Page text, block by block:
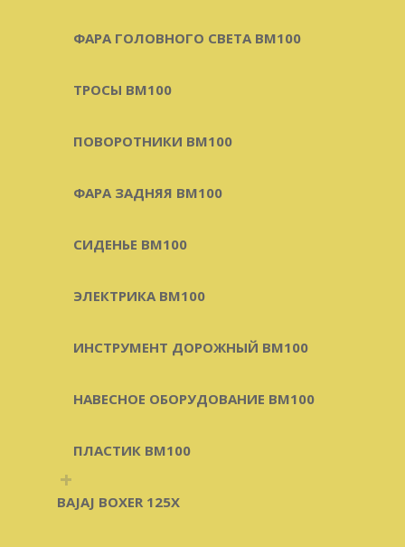
ФАРА ГОЛОВНОГО СВЕТА BM100
ТРОСЫ BM100
ПОВОРОТНИКИ BM100
ФАРА ЗАДНЯЯ BM100
СИДЕНЬЕ BM100
ЭЛЕКТРИКА BM100
ИНСТРУМЕНТ ДОРОЖНЫЙ BM100
НАВЕСНОЕ ОБОРУДОВАНИЕ BM100
ПЛАСТИК BM100
+
BAJAJ BOXER 125X